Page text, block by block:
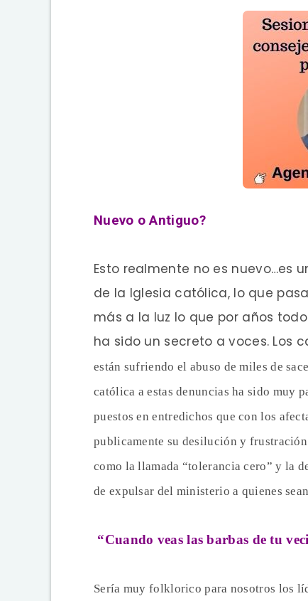
Nuevo o Antiguo?
Esto realmente no es nuevo…es
de la Iglesia católica, lo que
más a la luz lo que por años
ha sido un secreto a voces. Los
están sufriendo el abuso de miles de
católica a estas denuncias ha sido muy
puestos en entredichos que con los
publicamente su desilución y
como la llamada “tolerancia cero” y la
de expulsar del ministerio a quienes
“Cuando veas las barbas de tu
Sería muy folklorico para nosotros los